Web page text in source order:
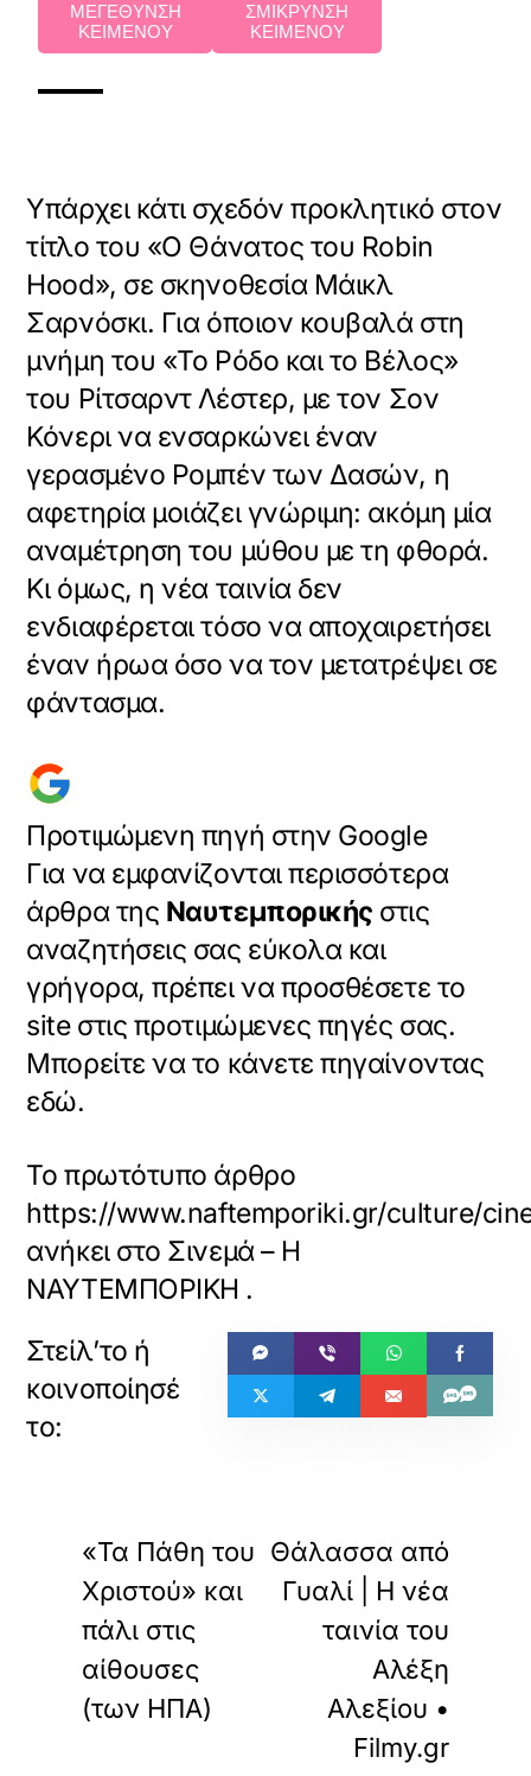
ΜΕΓΕΘΥΝΣΗ
ΚΕΙΜΕΝΟΥ
ΣΜΙΚΡΥΝΣΗ
ΚΕΙΜΕΝΟΥ
Υπάρχει κάτι σχεδόν προκλητικό στον
τίτλο του «Ο Θάνατος του Robin
Hood», σε σκηνοθεσία Μάικλ
Σαρνόσκι. Για όποιον κουβαλά στη
μνήμη του «Το Ρόδο και το Βέλος»
του Ρίτσαρντ Λέστερ, με τον Σον
Κόνερι να ενσαρκώνει έναν
γερασμένο Ρομπέν των Δασών, η
αφετηρία μοιάζει γνώριμη: ακόμη μία
αναμέτρηση του μύθου με τη φθορά.
Κι όμως, η νέα ταινία δεν
ενδιαφέρεται τόσο να αποχαιρετήσει
έναν ήρωα όσο να τον μετατρέψει σε
φάντασμα.
Προτιμώμενη πηγή στην Google
Για να εμφανίζονται περισσότερα
άρθρα της Ναυτεμπορικής στις
αναζητήσεις σας εύκολα και
γρήγορα, πρέπει να προσθέσετε το
site στις προτιμώμενες πηγές σας.
Μπορείτε να το κάνετε πηγαίνοντας
εδώ.
Το πρωτότυπο άρθρο
https://www.naftemporiki.gr/culture/
ανήκει στο Σινεμά – Η
ΝΑΥΤΕΜΠΟΡΙΚΗ .
«Τα Πάθη του
Χριστού» και
πάλι στις
αίθουσες
(των ΗΠΑ)
Θάλασσα από
Γυαλί | H νέα
ταινία του
Αλέξη
Αλεξίου •
Filmy.gr